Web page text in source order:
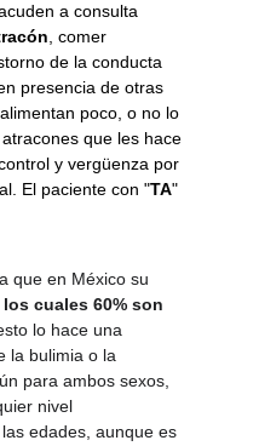
a consulta
, comer
de la conducta
presencia de otras
poco, o no lo
que les hace
y vergüenza por
El paciente con "TA"
que en México su
los cuales 60% son
esto lo hace una
la bulimia o la
para ambos sexos,
nivel
edades, aunque es